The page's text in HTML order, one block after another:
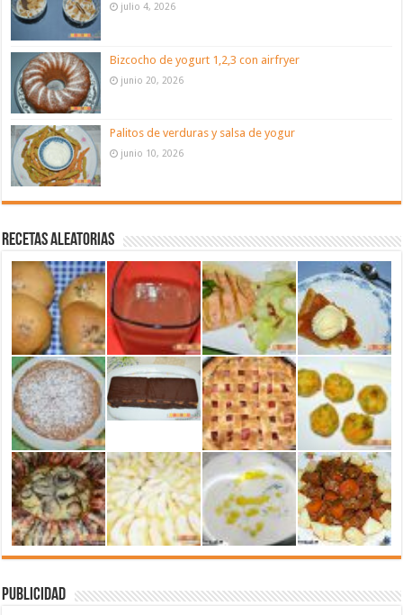
julio 4, 2026
Bizcocho de yogurt 1,2,3 con airfryer
junio 20, 2026
Palitos de verduras y salsa de yogur
junio 10, 2026
Recetas aleatorias
Publicidad